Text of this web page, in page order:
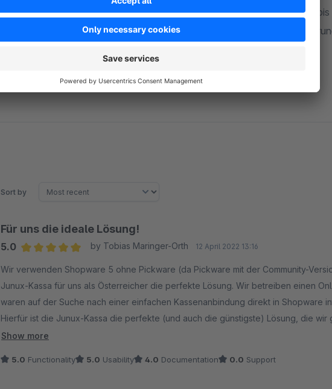
Unser Angebotsspektrum reicht von der E-Commerce Standardsoftware
angefertigten Plugin Lösungen speziell auf Ihre Bedürfnisse und
Sort by
Für uns die ideale Lösung!
5.0
by Tobias Maringer-Orth 12 April 2022 13:16
Wir verwenden Shopware 5 ohne Pickware (da Pickware mit der Community-
Junux-Kassa für uns als Österreicher die perfekte Lösung. Wir betreiben einen
waren auf der Suche nach einer einfachen Kassenanbindung direkt in Shopware
Hierfür ist die Junux-Kassa die perfekte (und auch die günstigste) Lösung, die
antwortet schnell und ist sehr hilfsbereit. Die Einrichtung war mit Fiskaltrust leider
auch sehr komplex und deshalb braucht man hier etwas Geduld und Nerven.
Show more
5.0 Functionality 5.0 Usability 4.0 Documentation 0.0 Support